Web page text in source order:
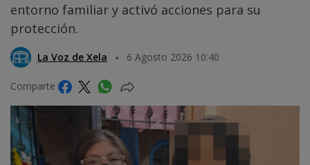
entorno familiar y activó acciones para su
protección.
La Voz de Xela 6 Agosto 2026 10:40
Comparte